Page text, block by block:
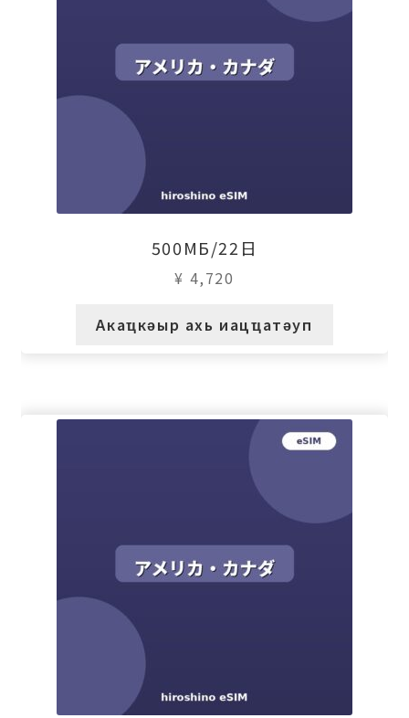
500МБ/22日
¥ 4,720
Акаҵкәыр ахь иацҵатәуп